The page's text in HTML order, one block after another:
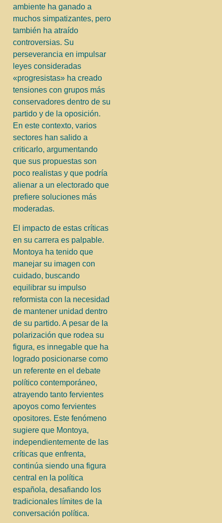
ambiente ha ganado a
muchos simpatizantes, pero
también ha atraído
controversias. Su
perseverancia en impulsar
leyes consideradas
«progresistas» ha creado
tensiones con grupos más
conservadores dentro de su
partido y de la oposición.
En este contexto, varios
sectores han salido a
criticarlo, argumentando
que sus propuestas son
poco realistas y que podría
alienar a un electorado que
prefiere soluciones más
moderadas.
El impacto de estas críticas
en su carrera es palpable.
Montoya ha tenido que
manejar su imagen con
cuidado, buscando
equilibrar su impulso
reformista con la necesidad
de mantener unidad dentro
de su partido. A pesar de la
polarización que rodea su
figura, es innegable que ha
logrado posicionarse como
un referente en el debate
político contemporáneo,
atrayendo tanto fervientes
apoyos como fervientes
opositores. Este fenómeno
sugiere que Montoya,
independientemente de las
críticas que enfrenta,
continúa siendo una figura
central en la política
española, desafiando los
tradicionales límites de la
conversación política.